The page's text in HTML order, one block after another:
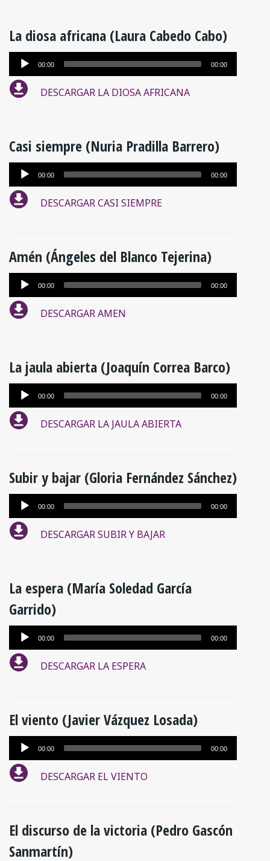
La diosa africana (Laura Cabedo Cabo)
Reproductor
de
audio
00:00 00:00
DESCARGAR LA DIOSA AFRICANA
Casi siempre (Nuria Pradilla Barrero)
Reproductor
de
audio
00:00 00:00
DESCARGAR CASI SIEMPRE
Amén (Ángeles del Blanco Tejerina)
Reproductor
de
audio
00:00 00:00
DESCARGAR AMEN
La jaula abierta (Joaquín Correa Barco)
Reproductor
de
audio
00:00 00:00
DESCARGAR LA JAULA ABIERTA
Subir y bajar (Gloria Fernández Sánchez)
Reproductor
de
audio
00:00 00:00
DESCARGAR SUBIR Y BAJAR
La espera (María Soledad García
Garrido)
Reproductor
de
audio
00:00 00:00
DESCARGAR LA ESPERA
El viento (Javier Vázquez Losada)
Reproductor
de
audio
00:00 00:00
DESCARGAR EL VIENTO
El discurso de la victoria (Pedro Gascón
Sanmartín)